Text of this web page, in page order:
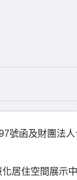
號函及財團法
居住空間展示